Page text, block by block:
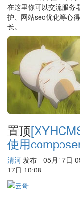
在这里你可以交流服务
护、网站seo优化等心
长。
置顶
使用
清河 发布：05月17日
17日 10:08